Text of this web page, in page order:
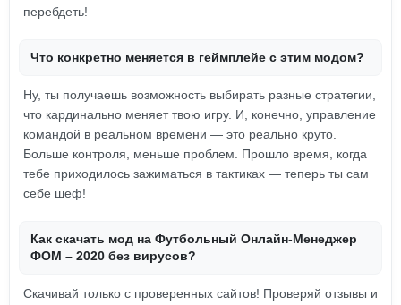
перебдеть!
Что конкретно меняется в геймплейе с этим модом?
Ну, ты получаешь возможность выбирать разные стратегии,
что кардинально меняет твою игру. И, конечно, управление
командой в реальном времени — это реально круто.
Больше контроля, меньше проблем. Прошло время, когда
тебе приходилось зажиматься в тактиках — теперь ты сам
себе шеф!
Как скачать мод на Футбольный Онлайн-Менеджер
ФОМ – 2020 без вирусов?
Скачивай только с проверенных сайтов! Проверяй отзывы и